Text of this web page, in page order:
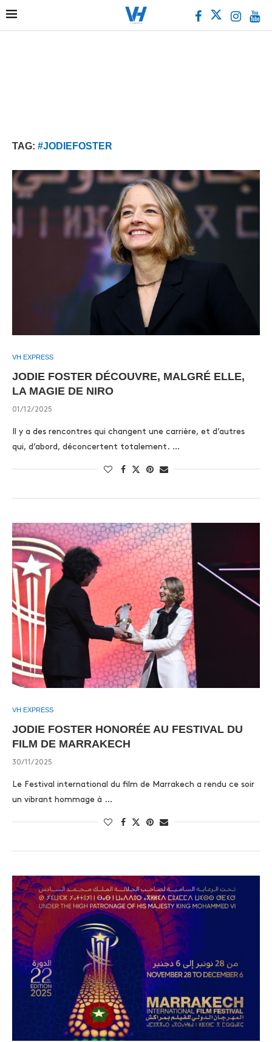
TAG: #JODIEFOSTER
VH EXPRESS
JODIE FOSTER DÉCOUVRE, MALGRÉ ELLE,
LA MAGIE DE NIRO
01/12/2025
Il y a des rencontres qui changent une carrière, et d’autres
qui, d’abord, déconcertent totalement. …
VH EXPRESS
JODIE FOSTER HONORÉE AU FESTIVAL DU
FILM DE MARRAKECH
30/11/2025
Le Festival international du film de Marrakech a rendu ce soir
un vibrant hommage à …